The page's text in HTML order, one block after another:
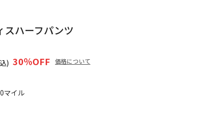
マイル
スハーフパンツ
) 30％OFF 価格について